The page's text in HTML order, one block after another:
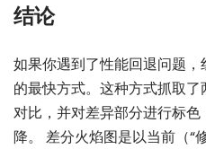
结论
如果你遇到了性能回退问题
的最快方式。这种方式抓取
对比，并对差异部分进行标
降。 差分火焰图是以当前（“